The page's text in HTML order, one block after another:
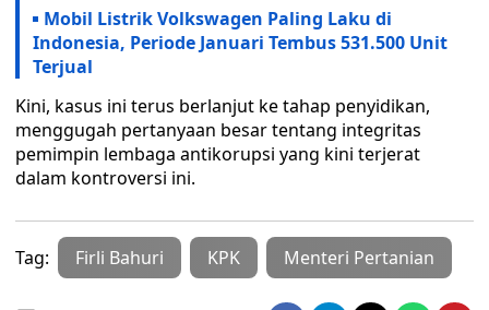
Mobil Listrik Volkswagen Paling Laku di
Indonesia, Periode Januari Tembus 531.500 Unit
Terjual
Kini, kasus ini terus berlanjut ke tahap penyidikan,
menggugah pertanyaan besar tentang integritas
pemimpin lembaga antikorupsi yang kini terjerat
dalam kontroversi ini.
Tag: Firli Bahuri KPK Menteri Pertanian